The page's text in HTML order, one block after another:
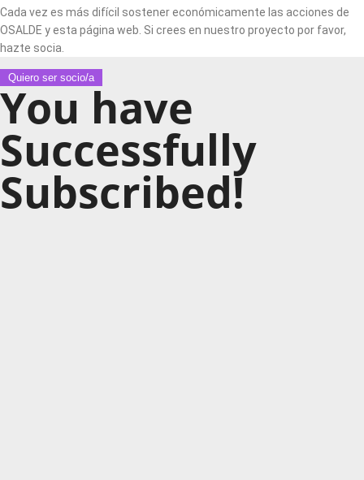
Cada vez es más difícil sostener económicamente las acciones de
OSALDE y esta página web. Si crees en nuestro proyecto por favor,
hazte socia.
Quiero ser socio/a
You have
Successfully
Subscribed!